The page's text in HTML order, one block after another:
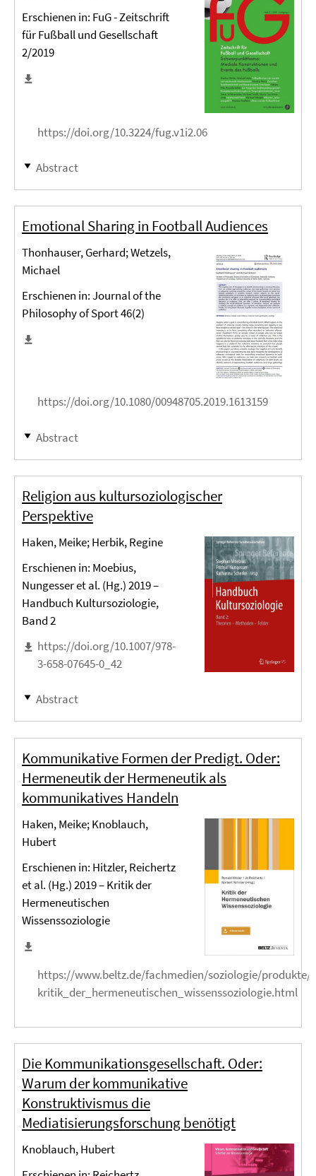
Erschienen in: FuG - Zeitschrift
für Fußball und Gesellschaft
2/2019
https://doi.org/10.3224/fug.v1i2.06
Abstract
Emotional Sharing in Football Audiences
Thonhauser, Gerhard; Wetzels,
Michael
Erschienen in: Journal of the
Philosophy of Sport 46(2)
https://doi.org/10.1080/00948705.2019.1613159
Abstract
Religion aus kultursoziologischer
Perspektive
Haken, Meike; Herbik, Regine
Erschienen in: Moebius,
Nungesser et al. (Hg.) 2019 –
Handbuch Kultursoziologie,
Band 2
https://doi.org/10.1007/978-
3-658-07645-0_42
Abstract
Kommunikative Formen der Predigt. Oder:
Hermeneutik der Hermeneutik als
kommunikatives Handeln
Haken, Meike; Knoblauch,
Hubert
Erschienen in: Hitzler, Reichertz
et al. (Hg.) 2019 – Kritik der
Hermeneutischen
Wissenssoziologie
https://www.beltz.de/fachmedien/soziologie/
kritik_der_hermeneutischen_wissenssoziologie.html
Die Kommunikationsgesellschaft. Oder:
Warum der kommunikative
Konstruktivismus die
Mediatisierungsforschung benötigt
Knoblauch, Hubert